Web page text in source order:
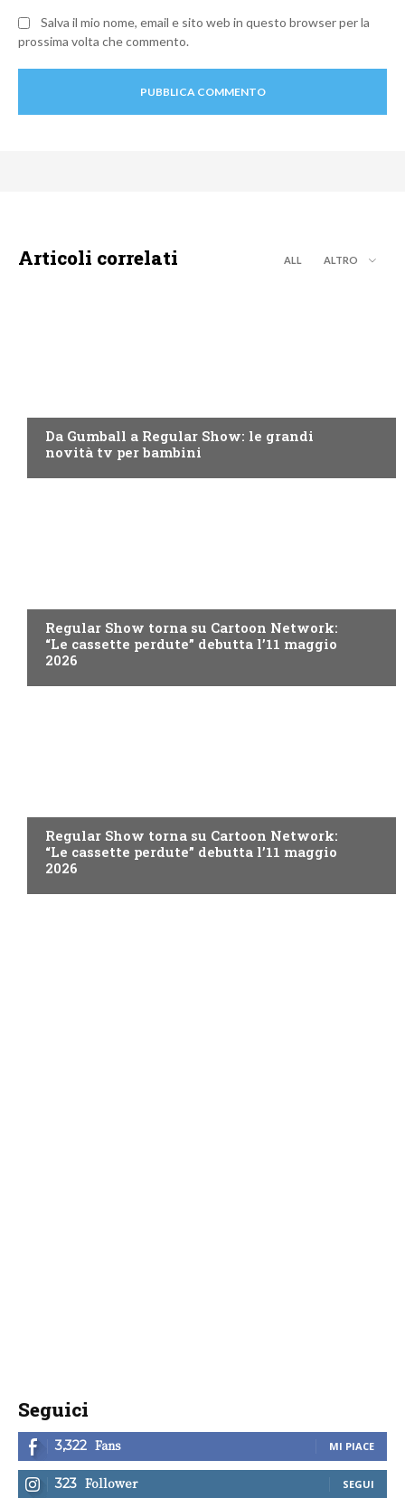
Salva il mio nome, email e sito web in questo browser per la
prossima volta che commento.
Articoli correlati ALL ALTRO
Da Gumball a Regular Show: le grandi
novità tv per bambini
Regular Show torna su Cartoon Network:
“Le cassette perdute” debutta l’11 maggio
2026
Regular Show torna su Cartoon Network:
“Le cassette perdute” debutta l’11 maggio
2026
Seguici
3,322 Fans MI PIACE
323 Follower SEGUI